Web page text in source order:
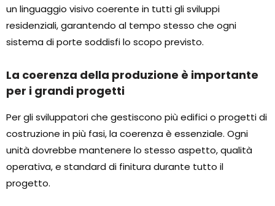
un linguaggio visivo coerente in tutti gli sviluppi
residenziali, garantendo al tempo stesso che ogni
sistema di porte soddisfi lo scopo previsto.
La coerenza della produzione è importante
per i grandi progetti
Per gli sviluppatori che gestiscono più edifici o progetti di
costruzione in più fasi, la coerenza è essenziale. Ogni
unità dovrebbe mantenere lo stesso aspetto, qualità
operativa, e standard di finitura durante tutto il
progetto.